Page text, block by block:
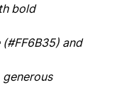
bold
and
generous